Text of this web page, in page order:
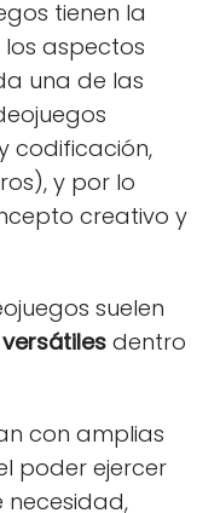
tienen la
aspectos
una de las
codificación,
y por lo
creativo y
suelen
dentro
con amplias
poder ejercer
necesidad,